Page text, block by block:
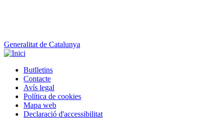
Generalitat de Catalunya
Peu
Butlletins
Contacte
Avís legal
Política de cookies
Mapa web
Declaració d'accessibilitat